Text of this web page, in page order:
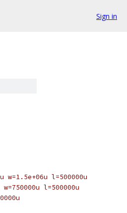
Sign in
w=1.5e+06u l=500000u
l=500000u